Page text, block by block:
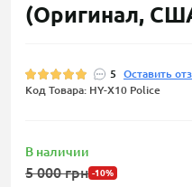
(Оригинал,
5
Оставить
Код Товара: HY-X10 Police
В наличии
5 000 грн -10%